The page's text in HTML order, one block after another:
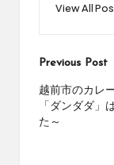
View All
Post
Previous Post
越前市のカレ
「ダンダダ」
た～